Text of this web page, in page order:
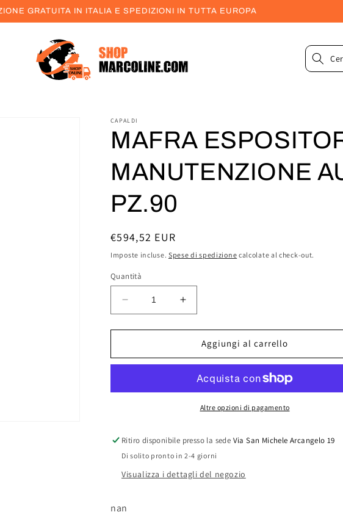
GRATUITA IN ITALIA E SPEDIZIONI IN TUTTA EUROPA
CAPALDI
MAFRA
MANUTENZIONE
PZ.90
Prezzo
di
listino
€594,52 EUR
Imposte incluse. Spese di spedizione calcolate al check-out.
Quantità
Diminuisci
quantità
per
ESPOSITORE
PZ.90
Aumenta
quantità
per
MAFRA
ESPOSITORE
AUTO
PZ.90
Aggiungi al carrello
Altre opzioni di pagamento
Ritiro disponibile presso la sede Via San Michele Arcangelo 19
Di solito pronto in 2-4 giorni
Visualizza i dettagli del negozio
nan